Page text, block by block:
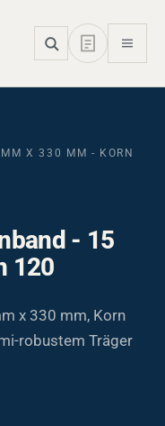
X 330 MM - KORN
- 15
120
x 330 mm, Korn
robustem Träger